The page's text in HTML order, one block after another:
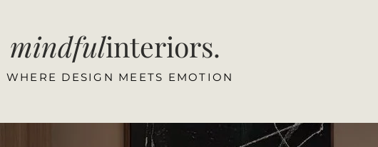
mindfulinteriors.
WHERE DESIGN MEETS EMOTION